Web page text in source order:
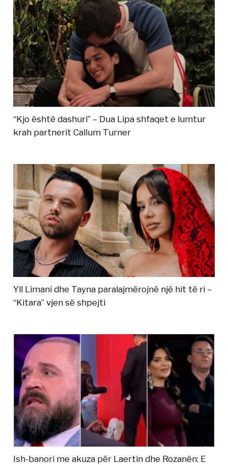
“Kjo është dashuri” – Dua Lipa shfaqet e lumtur
krah partnerit Callum Turner
Yll Limani dhe Tayna paralajmërojnë një hit të ri –
“Kitara” vjen së shpejti
Ish-banori me akuza për Laertin dhe Rozanën: E